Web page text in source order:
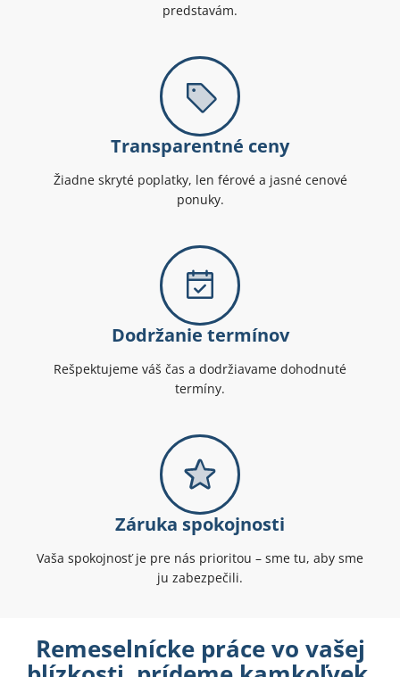
predstavám.
Transparentné ceny
Žiadne skryté poplatky, len férové a jasné cenové
ponuky.
Dodržanie termínov
Rešpektujeme váš čas a dodržiavame dohodnuté
termíny.
Záruka spokojnosti
Vaša spokojnosť je pre nás prioritou – sme tu, aby sme
ju zabezpečili.
Remeselnícke práce vo vašej